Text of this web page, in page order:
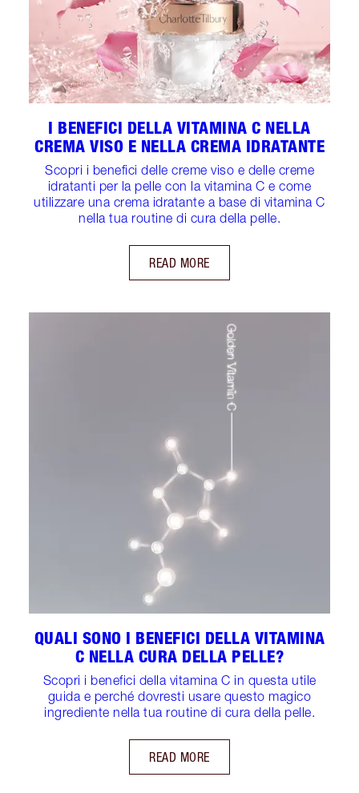
I BENEFICI DELLA VITAMINA C NELLA
CREMA VISO E NELLA CREMA IDRATANTE
Scopri i benefici delle creme viso e delle creme
idratanti per la pelle con la vitamina C e come
utilizzare una crema idratante a base di vitamina C
nella tua routine di cura della pelle.
READ MORE
QUALI SONO I BENEFICI DELLA VITAMINA
C NELLA CURA DELLA PELLE?
Scopri i benefici della vitamina C in questa utile
guida e perché dovresti usare questo magico
ingrediente nella tua routine di cura della pelle.
READ MORE